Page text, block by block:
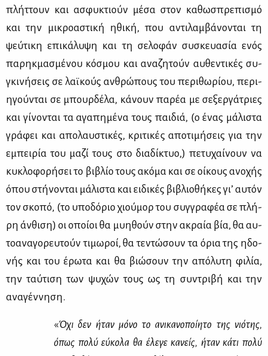
πλήτ­τουν και ασφυ­κτιούν μέ­σα στον κα­θω­σπρε­πι­σμό
και την μι­κρο­α­στι­κή ηθι­κή, που αντι­λαμ­βά­νο­νται τη
ψεύ­τι­κη επι­κά­λυ­ψη και τη σε­λο­φάν συ­σκευα­σία ενός
πα­ρηκ­μα­σμέ­νου κό­σμου και ανα­ζη­τούν αυ­θε­ντι­κές συ­
γκι­νή­σεις σε λαϊ­κούς αν­θρώ­πους του πε­ρι­θω­ρί­ου, πε­ρι­
η­γού­νται σε μπουρ­δέ­λα, κά­νουν πα­ρέα με σε­ξερ­γά­τριες
και γί­νο­νται τα αγα­πη­μέ­να τους παι­διά, (ο ένας μά­λι­στα
γρά­φει και απο­λαυ­στι­κές, κρι­τι­κές απο­τι­μή­σεις για την
εμπει­ρία του μα­ζί τους στο δια­δί­κτυο,) πε­τυ­χαί­νουν να
κυ­κλο­φο­ρή­σει το βι­βλίο τους ακό­μα και σε οί­κους ανο­χής
όπου στή­νο­νται μά­λι­στα και ει­δι­κές βι­βλιο­θή­κες γι’ αυ­τόν
τον σκο­πό, (το υπο­δό­ριο χιού­μορ του συγ­γρα­φέα σε πλή­
ρη άν­θι­ση) οι οποί­οι θα μυ­η­θούν στην ακραία βία, θα αυ­
το­α­να­γο­ρευ­τούν τι­μω­ροί, θα τε­ντώ­σουν τα όρια της ηδο­
νής και του έρω­τα και θα βιώ­σουν την από­λυ­τη φι­λία,
την ταύ­τι­ση των ψυ­χών τους ως τη συ­ντρι­βή και την
ανα­γέν­νη­ση.
«Όχι δεν ήταν μό­νο το ανι­κα­νο­ποί­η­το της νιό­της,
όπως πο­λύ εύ­κο­λα θα έλε­γε κα­νείς, ήταν κά­τι πο­λύ